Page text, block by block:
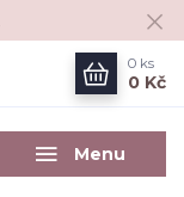
Menu
0 ks
0 Kč